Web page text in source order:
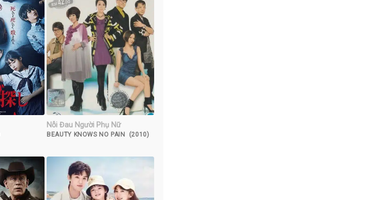
Nỗi Đau Người Phụ Nữ
BEAUTY KNOWS NO PAIN (2010)